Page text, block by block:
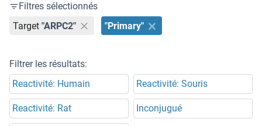
Filtres sélectionnés
Target "ARPC2" "Primary"
Filtrer les résultats:
Reactivité: Humain
Reactivité: Souris
Reactivité: Rat Inconjugué